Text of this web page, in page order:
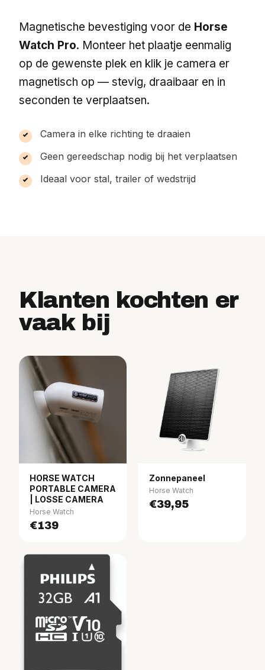
Magnetische bevestiging voor de Horse
Watch Pro. Monteer het plaatje eenmalig
op de gewenste plek en klik je camera er
magnetisch op — stevig, draaibaar en in
seconden te verplaatsen.
Camera in elke richting te draaien
Geen gereedschap nodig bij het verplaatsen
Ideaal voor stal, trailer of wedstrijd
Klanten kochten er
vaak bij
HORSE WATCH
PORTABLE CAMERA
| LOSSE CAMERA
Horse Watch
€139
Zonnepaneel
Horse Watch
€39,95